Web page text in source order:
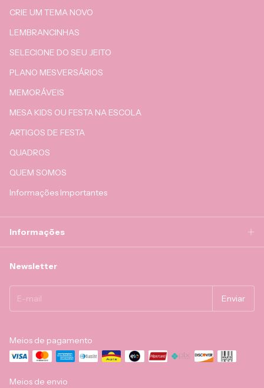
CRIE UM TEMA NOVO
LEMBRANCINHAS
SELECIONE DO SEU JEITO
PLANO MESVERSÁRIOS
MEMORÁVEIS
MESA KIDS OU FESTA NA ESCOLA
ARTIGOS DE FESTA
QUADROS
QUEM SOMOS
Informações Importantes
Informações
Newsletter
Meios de pagamento
Meios de envio